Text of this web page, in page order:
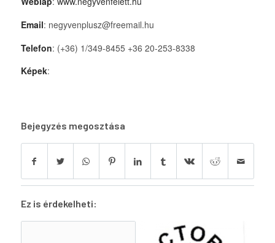
Email: negyvenplusz@freemail.hu
Telefon: (+36) 1/349-8455 +36 20-253-8338
Képek:
Bejegyzés megosztása
Ez is érdekelheti: